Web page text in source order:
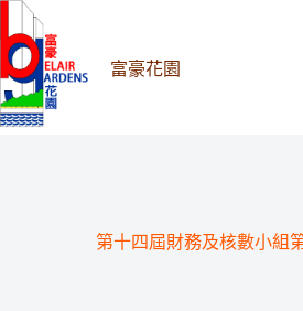
至
主
要
內
富豪花園
第十四屆財務及核數小組